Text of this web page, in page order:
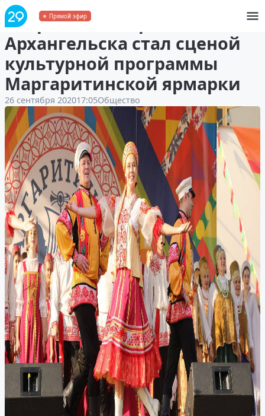
Прямой эфир
Петровский парк
Архангельска стал сценой
культурной программы
Маргаритинской ярмарки
26 сентября 202017:05Общество